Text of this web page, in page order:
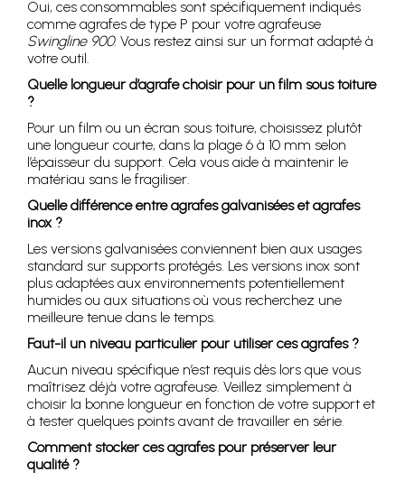
Oui, ces consommables sont spécifiquement indiqués
comme agrafes de type P pour votre agrafeuse
Swingline 900. Vous restez ainsi sur un format adapté à
votre outil.
Quelle longueur d’agrafe choisir pour un film sous toiture
?
Pour un film ou un écran sous toiture, choisissez plutôt
une longueur courte, dans la plage 6 à 10 mm selon
l’épaisseur du support. Cela vous aide à maintenir le
matériau sans le fragiliser.
Quelle différence entre agrafes galvanisées et agrafes
inox ?
Les versions galvanisées conviennent bien aux usages
standard sur supports protégés. Les versions inox sont
plus adaptées aux environnements potentiellement
humides ou aux situations où vous recherchez une
meilleure tenue dans le temps.
Faut-il un niveau particulier pour utiliser ces agrafes ?
Aucun niveau spécifique n’est requis dès lors que vous
maîtrisez déjà votre agrafeuse. Veillez simplement à
choisir la bonne longueur en fonction de votre support et
à tester quelques points avant de travailler en série.
Comment stocker ces agrafes pour préserver leur
qualité ?